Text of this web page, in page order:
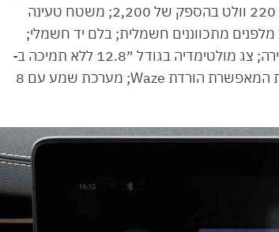
ומאפשר שליטה במערכות הרכב; ארבעה שקעי USB ושקע 220 וולט בהספק של 2,200; משטח טעינה
מלפנים מתכווננים חשמלית; בלם יד חשמלי;
שמשות כהות מאחור; כניסה והנעה ללא מפתח; תאורת אווירה; צג מולטימדיה בגודל ״12.8 ללא תמיכה ב-
Android Auto או Apple CarPlay אבל עם חנות אפליקציות המאפשרת הורדת Waze; מערכת שמע עם 8